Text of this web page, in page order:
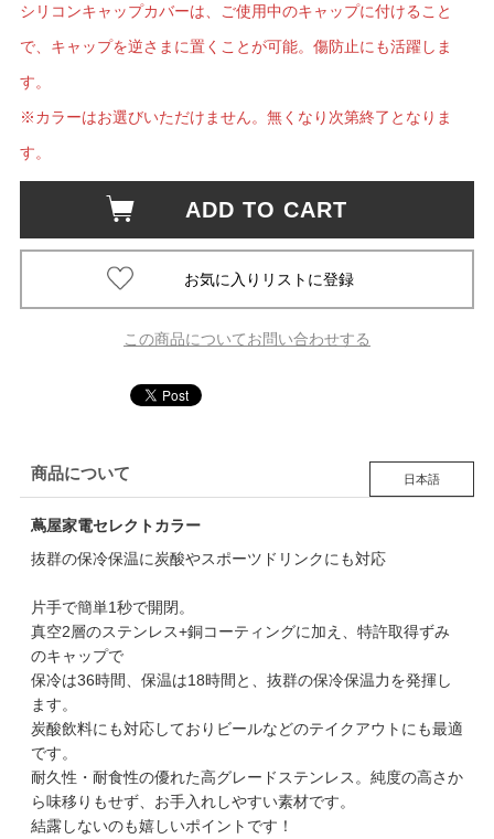
シリコンキャップカバーは、ご使用中のキャップに付けること
で、キャップを逆さまに置くことが可能。傷防止にも活躍しま
す。
※カラーはお選びいただけません。無くなり次第終了となりま
す。
ADD TO CART
この商品についてお問い合わせする
商品について 日本語
蔦屋家電セレクトカラー
抜群の保冷保温に炭酸やスポーツドリンクにも対応
片手で簡単1秒で開閉。
真空2層のステンレス+銅コーティングに加え、特許取得ずみ
のキャップで
保冷は36時間、保温は18時間と、抜群の保冷保温力を発揮し
ます。
炭酸飲料にも対応しておりビールなどのテイクアウトにも最適
です。
耐久性・耐食性の優れた高グレードステンレス。純度の高さか
ら味移りもせず、お手入れしやすい素材です。
結露しないのも嬉しいポイントです！